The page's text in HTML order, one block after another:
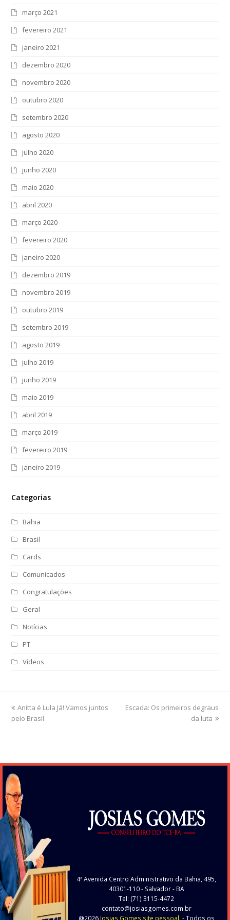
março 2021
fevereiro 2021
janeiro 2021
dezembro 2020
novembro 2020
outubro 2020
setembro 2020
agosto 2020
julho 2020
junho 2020
maio 2020
abril 2020
março 2020
fevereiro 2020
janeiro 2020
dezembro 2019
novembro 2019
outubro 2019
setembro 2019
agosto 2019
julho 2019
junho 2019
maio 2019
abril 2019
março 2019
fevereiro 2019
janeiro 2019
Categorias
Bahia
Brasil
Cards
Comunicados
Congratulações
Geral
Notícias
PT
Vídeos
previous
post:
Anitta é Lula Já! Vamos juntos
pelo Brasil
next
Escada: Os primeiros degraus
da luta
4ª Avenida Centro Administrativo da Bahia, 495,
40301-110- Salvador - BA
Tel: (71) 3115-4472
contato@josiasgomes.com.br
@2026 Josias Gomes site pessoal. - Todos os